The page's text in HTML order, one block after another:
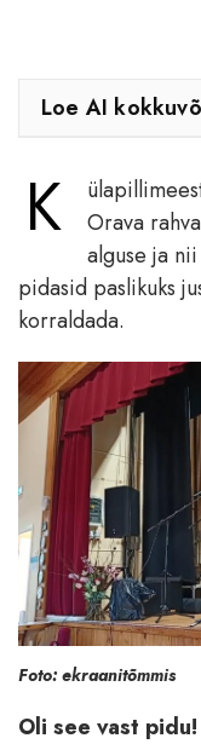
Loe AI
K
Orava
alguse ja
pidasid paslikuks
korraldada.
Foto: ekraanitõmmis
Oli see vast pidu!